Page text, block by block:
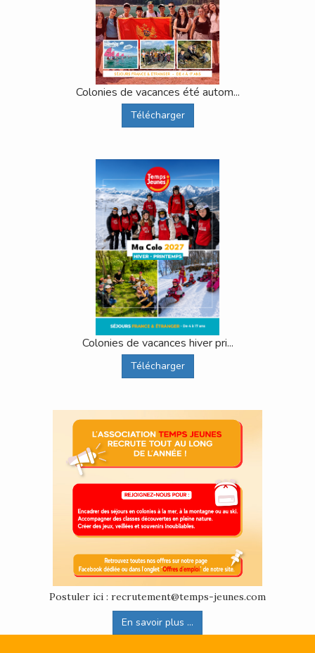
Colonies de vacances été autom...
Télécharger
Colonies de vacances hiver pri...
Télécharger
Postuler ici : recrutement@temps-jeunes.com
En savoir plus ...